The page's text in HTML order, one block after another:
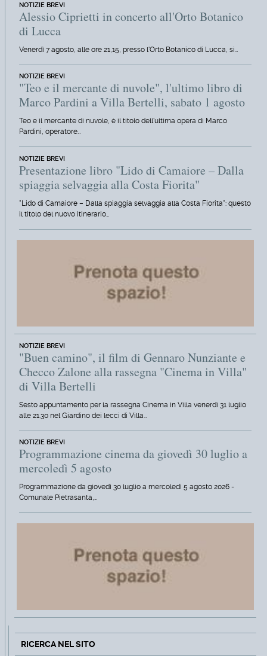
NOTIZIE BREVI
Alessio Ciprietti in concerto all'Orto Botanico
di Lucca
Venerdì 7 agosto, alle ore 21,15, presso l'Orto Botanico di Lucca, si…
NOTIZIE BREVI
"Teo e il mercante di nuvole", l'ultimo libro di
Marco Pardini a Villa Bertelli, sabato 1 agosto
Teo e il mercante di nuvole, è il titolo dell'ultima opera di Marco
Pardini, operatore…
NOTIZIE BREVI
Presentazione libro "Lido di Camaiore – Dalla
spiaggia selvaggia alla Costa Fiorita"
"Lido di Camaiore – Dalla spiaggia selvaggia alla Costa Fiorita": questo
il titolo del nuovo itinerario…
NOTIZIE BREVI
"Buen camino", il film di Gennaro Nunziante e
Checco Zalone alla rassegna "Cinema in Villa"
di Villa Bertelli
Sesto appuntamento per la rassegna Cinema in Villa venerdì 31 luglio
alle 21.30 nel Giardino dei lecci di Villa…
NOTIZIE BREVI
Programmazione cinema da giovedì 30 luglio a
mercoledì 5 agosto
Programmazione da giovedì 30 luglio a mercoledì 5 agosto 2026 -
Comunale Pietrasanta,…
RICERCA NEL SITO